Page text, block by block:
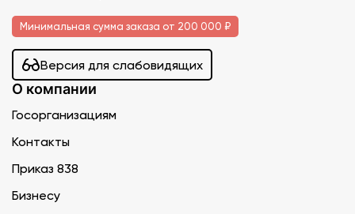
Минимальная сумма заказа от 200 000 ₽
Версия для слабовидящих
О компании
Госорганизациям
Контакты
Приказ 838
Бизнесу